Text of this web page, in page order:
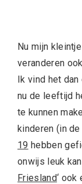
Nu mijn
veranderen
Ik vind het
nu de leeftijd
te kunnen
kinderen (in
19 hebben
onwijs leuk
Friesland‘